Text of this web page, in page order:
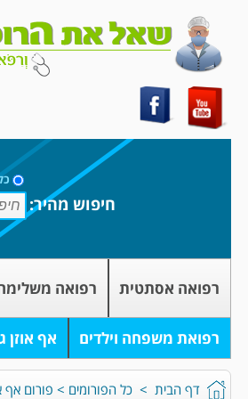
חיפוש מהיר:
רפואה אסתטית רפואה
רפואת משפחה וילדים אף אוזן
דף הבית > כל הפורומים > פורום אף